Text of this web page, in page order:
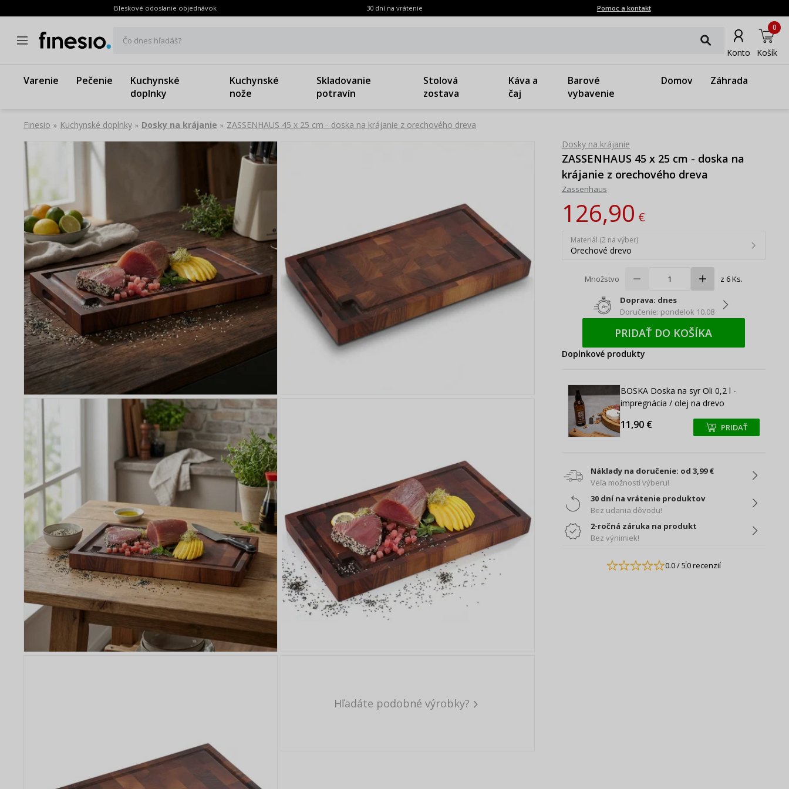
Bleskové odoslanie objednávok 30 dní na vrátenie Pomoc a kontakt
Čo dnes hľadáš?
Konto Košík
0
Varenie Pečenie
Kuchynské
doplnky
Kuchynské
nože
Skladovanie
potravín
Stolová
zostava
Káva a
čaj
Barové
vybavenie
Domov Záhrada
Finesio » Kuchynské doplnky » Dosky na krájanie » ZASSENHAUS 45 x 25 cm - doska na krájanie z orechového dreva
Hľadáte podobné výrobky?
Dosky na krájanie
ZASSENHAUS 45 x 25 cm - doska na
krájanie z orechového dreva
Zassenhaus
126,90€
Materiál (2 na výber)
Orechové drevo
Množstvo z 6 Ks.
Doprava: dnes
Doručenie: pondelok 10.08
PRIDAŤ DO KOŠÍKA
Doplnkové produkty
BOSKA Doska na syr Oli 0,2 l -
impregnácia / olej na drevo
11,90 € +
+ PRIDAŤ
Náklady na doručenie: od 3,99 €
Veľa možností výberu!
30 dní na vrátenie produktov
Bez udania dôvodu!
2-ročná záruka na produkt
Bez výnimiek!
0.0/ 50 recenzií